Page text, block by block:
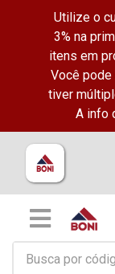
Utilize o
3% na
itens em
Você pode
tiver
A info